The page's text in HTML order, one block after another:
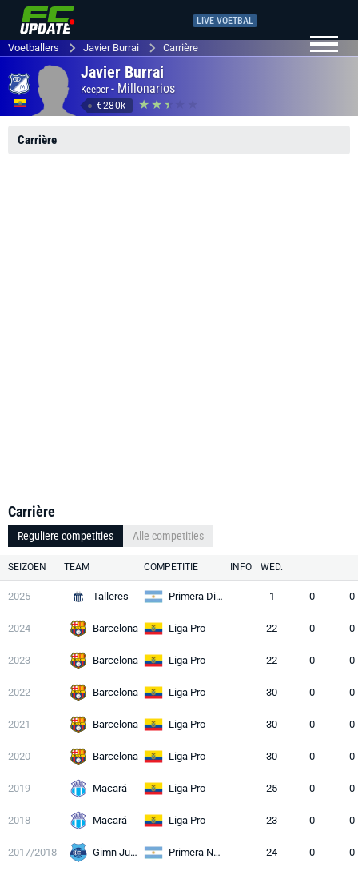
LIVE VOETBAL
Voetballers Javier Burrai Carrière
Javier Burrai
Keeper - Millonarios
€280k
Carrière
Carrière
Reguliere competities Alle competities
SEIZOEN TEAM COMPETITIE INFO WED.
2025 Talleres Primera División 1 0 0
2024 Barcelona Liga Pro 22 0 0
2023 Barcelona Liga Pro 22 0 0
2022 Barcelona Liga Pro 30 0 0
2021 Barcelona Liga Pro 30 0 0
2020 Barcelona Liga Pro 30 0 0
2019 Macará Liga Pro 25 0 0
2018 Macará Liga Pro 23 0 0
2017/2018 Gimn Jujuy Primera Nacional 24 0 0